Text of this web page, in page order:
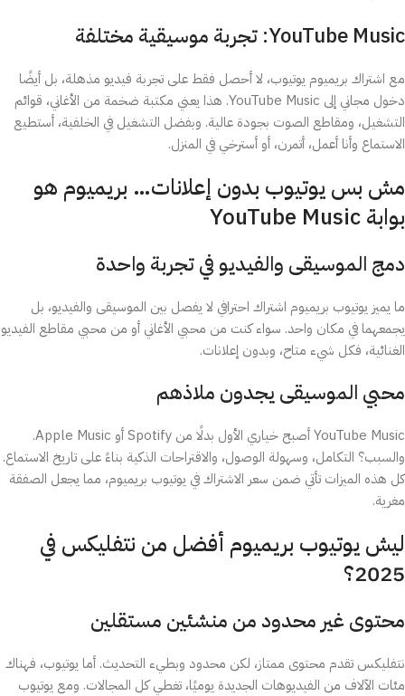
YouTube Music: تجربة موسيقية مختلفة
مع اشتراك بريميوم يوتيوب، لا أحصل فقط على تجربة فيديو مذهلة، بل أيضًا
دخول مجاني إلى YouTube Music. هذا يعني مكتبة ضخمة من الأغاني، قوائم
التشغيل، ومقاطع الصوت بجودة عالية. وبفضل التشغيل في الخلفية، أستطيع
الاستماع وأنا أعمل، أتمرن، أو أسترخي في المنزل.
مش بس يوتيوب بدون إعلانات… بريميوم هو
بوابة YouTube Music
دمج الموسيقى والفيديو في تجربة واحدة
ما يميز يوتيوب بريميوم اشتراك احترافي لا يفصل بين الموسيقى والفيديو، بل
يجمعهما في مكان واحد. سواء كنت من محبي الأغاني أو من محبي مقاطع الفيديو
الغنائية، فكل شيء متاح، وبدون إعلانات.
محبي الموسيقى يجدون ملاذهم
YouTube Music أصبح خياري الأول بدلًا من Spotify أو Apple Music.
والسبب؟ التكامل، وسهولة الوصول، والاقتراحات الذكية بناءً على تاريخ الاستماع.
كل هذه الميزات تأتي ضمن سعر الاشتراك في يوتيوب بريميوم، مما يجعل الصفقة
مغرية.
ليش يوتيوب بريميوم أفضل من نتفليكس في
2025؟
محتوى غير محدود من منشئين مستقلين
نتفليكس تقدم محتوى ممتاز، لكن محدود وبطيء التحديث. أما يوتيوب، فهناك
مئات الآلاف من الفيديوهات الجديدة يوميًا، تغطي كل المجالات. ومع يوتيوب